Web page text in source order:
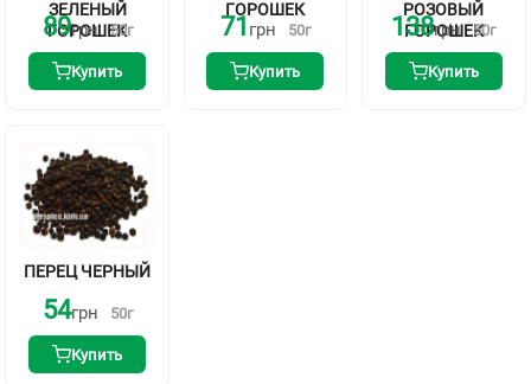
ЗЕЛЕНЫЙ
ГОРОШЕК
89грн 50г
Купить
ГОРОШЕК
71 грн 50г
Купить
РОЗОВЫЙ
ГОРОШЕК
138грн 50г
Купить
ПЕРЕЦ ЧЕРНЫЙ
54грн 50г
Купить